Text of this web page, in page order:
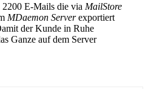
2200 E-Mails die via MailStore
MDaemon Serverexportiert
der Kunde in Ruhe
Ganze auf dem Server